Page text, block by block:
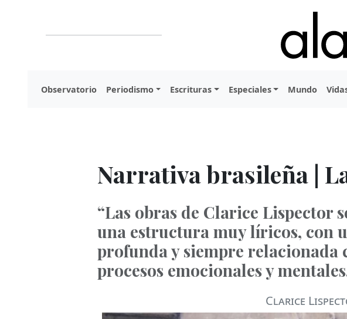
Observatorio Periodismo Escrituras Especiales Mundo
Narrativa brasileña |
“Las obras de Clarice Lispector
una estructura muy líricos, con
profunda y siempre relacionada
procesos emocionales y
Clarice